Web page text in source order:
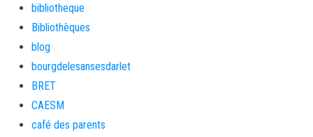
bibliotheque
Bibliothèques
blog
bourgdelesansesdarlet
BRET
CAESM
café des parents